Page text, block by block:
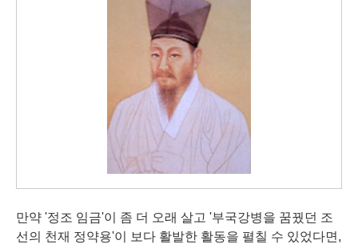
만약 '정조 임금'이 좀 더 오래 살고 '부국강병을 꿈꿨던 조
선의 천재 정약용'이 보다 활발한 활동을 펼칠 수 있었다면,